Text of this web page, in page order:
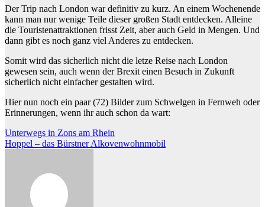
Der Trip nach London war definitiv zu kurz. An einem Wochenende
kann man nur wenige Teile dieser großen Stadt entdecken. Alleine
die Touristenattraktionen frisst Zeit, aber auch Geld in Mengen. Und
dann gibt es noch ganz viel Anderes zu entdecken.
Somit wird das sicherlich nicht die letze Reise nach London
gewesen sein, auch wenn der Brexit einen Besuch in Zukunft
sicherlich nicht einfacher gestalten wird.
Hier nun noch ein paar (72) Bilder zum Schwelgen in Fernweh oder
Erinnerungen, wenn ihr auch schon da wart:
Beitragsnavigation
Unterwegs in Zons am Rhein
Hoppel – das Bürstner Alkovenwohnmobil